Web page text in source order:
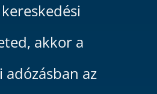
akkor a
adózásban az